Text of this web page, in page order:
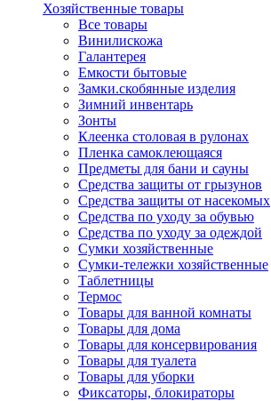
Хозяйственные товары
Все товары
Винилискожа
Галантерея
Емкости бытовые
Замки.скобянные изделия
Зимний инвентарь
Зонты
Клеенка столовая в рулонах
Пленка самоклеющаяся
Предметы для бани и сауны
Средства защиты от грызунов
Средства защиты от насекомых
Средства по уходу за обувью
Средства по уходу за одеждой
Сумки хозяйственные
Сумки-тележки хозяйственные
Таблетницы
Термос
Товары для ванной комнаты
Товары для дома
Товары для консервирования
Товары для туалета
Товары для уборки
Фиксаторы, блокираторы